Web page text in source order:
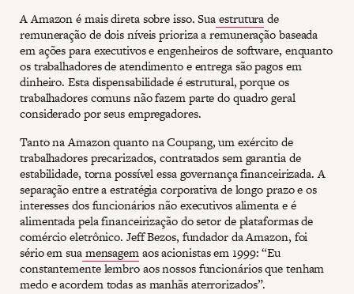
A Amazon é mais direta sobre isso. Suaestruturade
remuneração de dois níveis prioriza a remuneração baseada
em ações para executivos e engenheiros de software, enquanto
os trabalhadores de atendimento e entrega são pagos em
dinheiro. Esta dispensabilidade é estrutural, porque os
trabalhadores comuns não fazem parte do quadro geral
considerado por seus empregadores.
Tanto na Amazon quanto na Coupang, um exército de
trabalhadores precarizados, contratados sem garantia de
estabilidade, torna possível essa governança financeirizada. A
separação entre a estratégia corporativa de longo prazo e os
interesses dos funcionários não executivos alimenta e é
alimentada pela financeirização do setor de plataformas de
comércio eletrônico. Jeff Bezos, fundador da Amazon, foi
sério em suamensagemaos acionistas em 1999: “Eu
constantemente lembro aos nossos funcionários que tenham
medo e acordem todas as manhãs aterrorizados”.